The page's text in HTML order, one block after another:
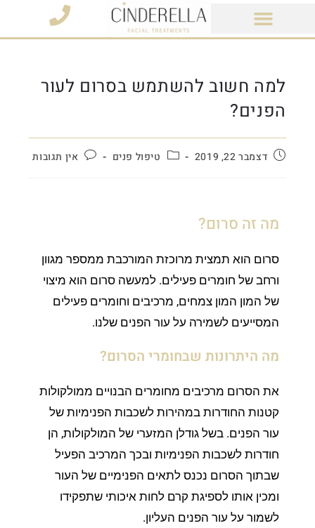
למה חשוב להשתמש בסרום לעור
הפנים?
דצמבר 22, 2019 טיפול פנים אין תגובות
מה זה סרום?
סרום הוא תמצית מרוכזת המורכבת ממספר מגוון
ורחב של חומרים פעילים. למעשה סרום הוא מיצוי
של המון המון צמחים, מרכיבים וחומרים פעילים
המסייעים לשמירה על עור הפנים שלנו.
מה היתרונות שבחומרי הסרום?
את הסרום מרכיבים מחומרים הבנויים ממולקולות
קטנות החודרות במהירות לשכבות הפנימיות של
עור הפנים. בשל גודלן המזערי של המולקולות, הן
חודרות לשכבות הפנימיות ובכך המרכיב הפעיל
שבתוך הסרום נכנס לתאים הפנימיים של העור
ומכין אותו לספיגת קרם לחות איכותי שתפקידו
לשמור על עור הפנים העליון.